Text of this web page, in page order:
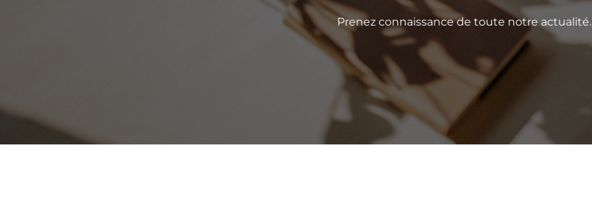
Prenez connaissance de toute notre actualité.